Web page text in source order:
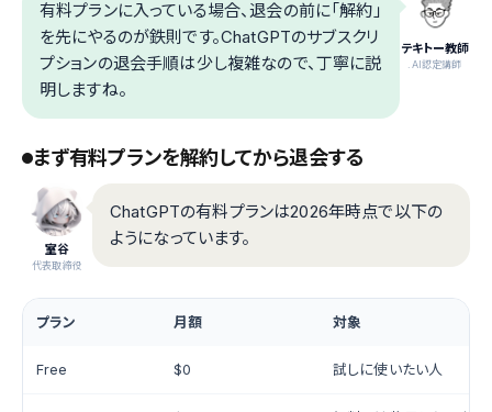
テキトー教師
.AI認定講師
有料プランに入っている場合、退会の前に「解約」
を先にやるのが鉄則です。ChatGPTのサブスクリ
プションの退会手順は少し複雑なので、丁寧に説
明しますね。
まず有料プランを解約してから退会する
室谷
代表取締役
ChatGPTの有料プランは2026年時点で以下の
ようになっています。
プラン 月額 対象
Free $0 試しに使いたい人